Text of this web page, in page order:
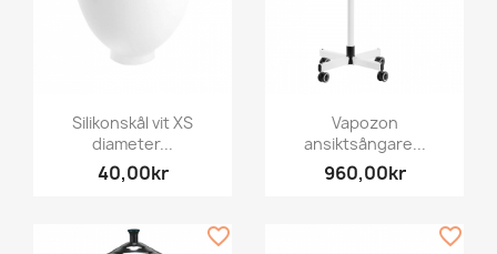
Silikonskål vit XS
diameter...
40,00kr
Vapozon
ansiktsångare...
960,00kr
favorite_border favorite_border